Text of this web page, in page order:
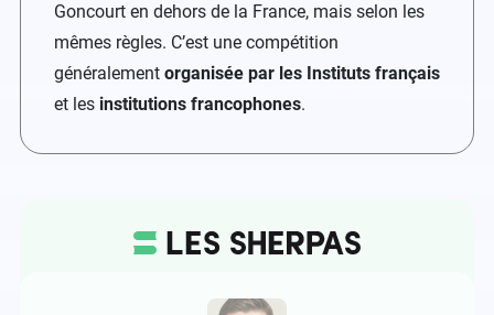
Goncourt en dehors de la France, mais selon les
mêmes règles. C’est une compétition
généralement organisée par les Instituts français
et les institutions francophones.